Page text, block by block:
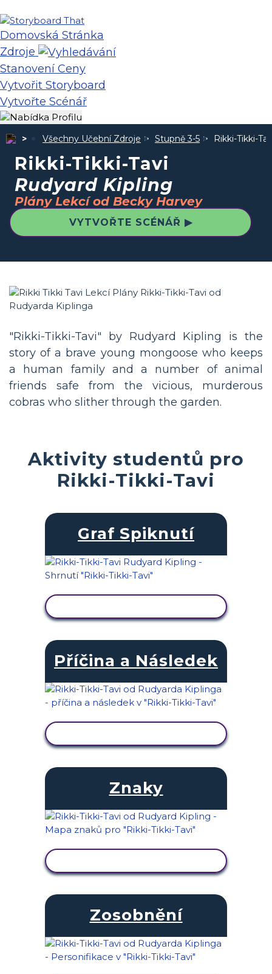
Domovská Stránka
Zdroje
Stanovení Ceny
Vytvořit Storyboard
Vytvořte Scénář
Všechny Učební Zdroje Stupně 3-5 Rikki-Tikki-
Rikki-Tikki-Tavi
Rudyard Kipling
Plány Lekcí od Becky Harvey
VYTVOŘTE SCÉNÁŘ ▶
"Rikki-Tikki-Tavi" by Rudyard Kipling is the
story of a brave young mongoose who keeps
a human family and a number of animal
friends safe from the vicious, murderous
cobras who slither through the garden.
Aktivity studentů pro
Rikki-Tikki-Tavi
Graf Spiknutí
Příčina a Následek
Znaky
Zosobnění